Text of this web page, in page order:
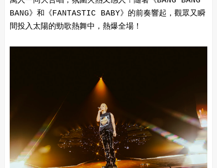
BANG》和《FANTASTIC BABY》的前奏響起，觀眾又瞬
間投入太陽的勁歌熱舞中，熱爆全場！